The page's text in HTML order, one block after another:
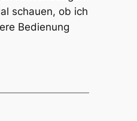
schauen, ob ich
Bedienung